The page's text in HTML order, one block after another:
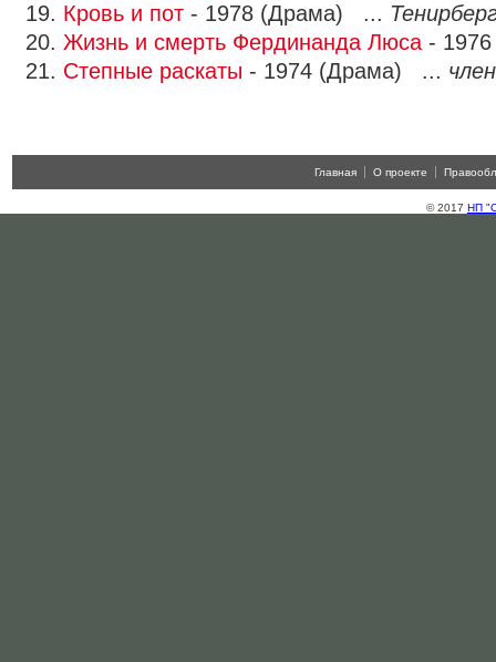
19. Кровь и пот - 1978 (Драма) ...
20. Жизнь и смерть Фердинанда Люса -
21. Степные раскаты - 1974 (Драма) ...
Главная О проекте
© 2017 НП